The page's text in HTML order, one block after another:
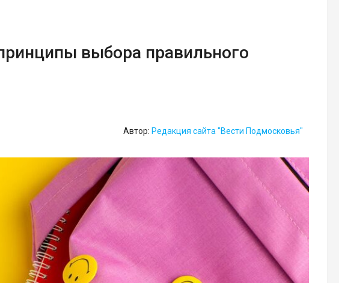
выбора правильного
Автор: Редакция сайта "Вести Подмосковья"